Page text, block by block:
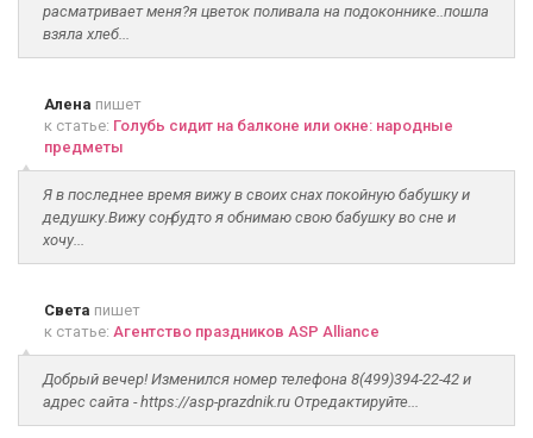
расматривает меня?я цветок поливала на подоконнике..пошла
взяла хлеб...
Алена пишет
к статье: Голубь сидит на балконе или окне: народные
предметы
Я в последнее время вижу в своих снах покойную бабушку и
дедушку.Вижу соң, будто я обнимаю свою бабушку во сне и
хочу...
Света пишет
к статье: Агентство праздников ASP Alliance
Добрый вечер! Изменился номер телефона 8(499)394-22-42 и
адрес сайта - https://asp-prazdnik.ru Отредактируйте...